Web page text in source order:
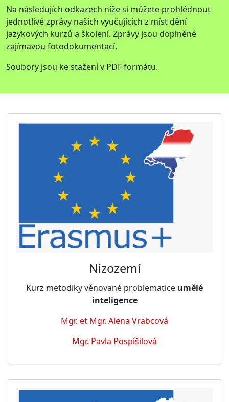
Na následujích odkazech níže si můžete prohlédnout
jednotlivé zprávy našich vyučujících z míst dění
jazykových kurzů a školení. Zprávy jsou doplněné
zajímavou fotodokumentací.
Soubory jsou ke stažení v PDF formátu.
Nizozemí
Kurz metodiky věnované problematice umělé
inteligence
Mgr. et Mgr. Alena Vrabcová
Mgr. Pavla Pospíšilová